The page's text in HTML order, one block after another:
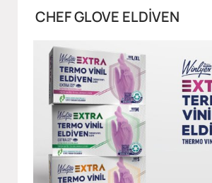
CHEF GLOVE ELDIVEN